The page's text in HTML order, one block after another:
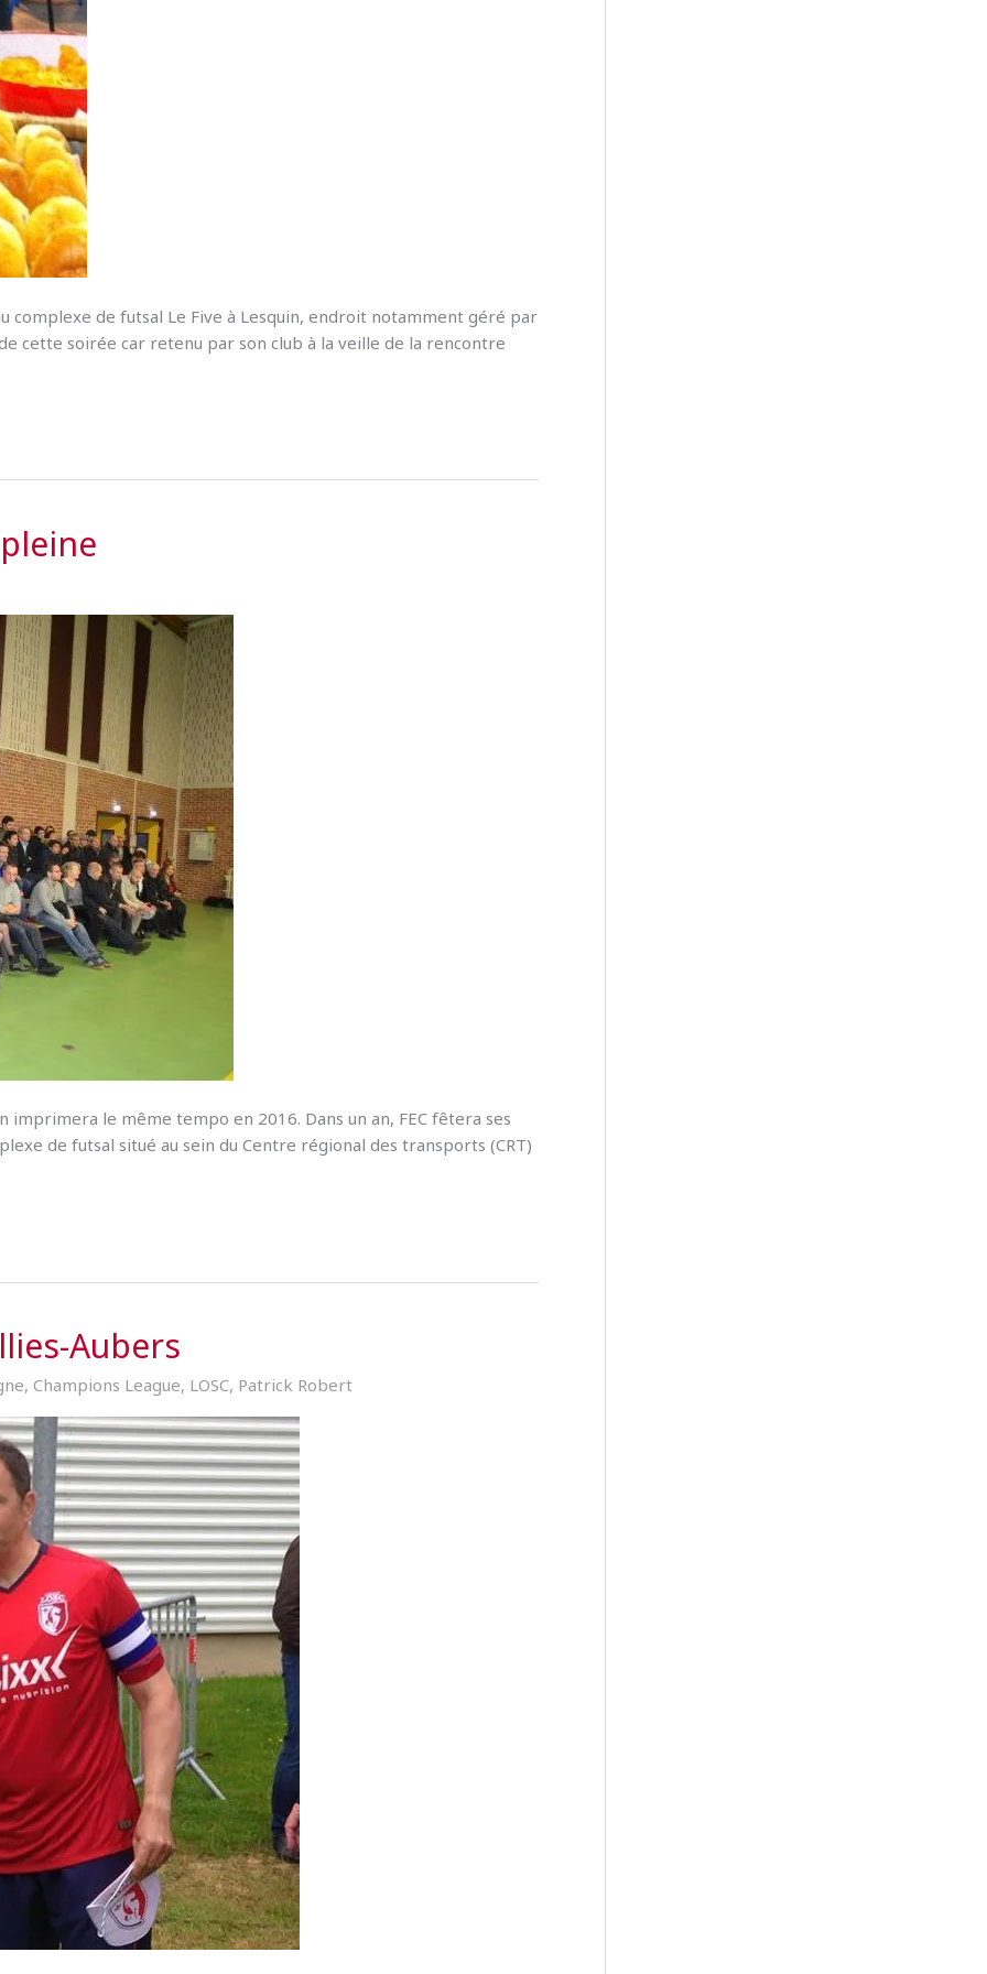
complexe de futsal Le Five à Lesquin, endroit notamment géré par
cette soirée car retenu par son club à la veille de la rencontre
le même tempo en 2016. Dans un an, FEC fêtera ses
de futsal situé au sein du Centre régional des transports (CRT)
Aubers
, Champions League, LOSC, Patrick Robert